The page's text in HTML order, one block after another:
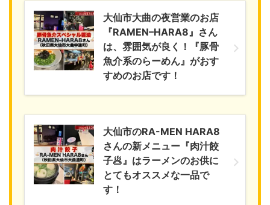
大仙市大曲の夜営業のお店
『RAMEN–HARA8』さん
は、雰囲気が良く！『豚骨
魚介系のらーめん』がおす
すめのお店です！
大仙市のRA-MEN HARA8
さんの新メニュー『肉汁餃
子🥟』はラーメンのお供に
とてもオススメな一品で
す！